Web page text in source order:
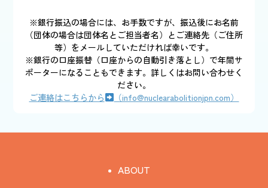
※銀行振込の場合には、お手数ですが、振込後にお名前
（団体の場合は団体名とご担当者名）とご連絡先（ご住所
等）をメールしていただければ幸いです。
※銀行の口座振替（口座からの自動引き落とし）で年間サ
ポーターになることもできます。詳しくはお問い合わせく
ださい。
ご連絡はこちらから
（info@nuclearabolitionjpn.com）
ABOUT